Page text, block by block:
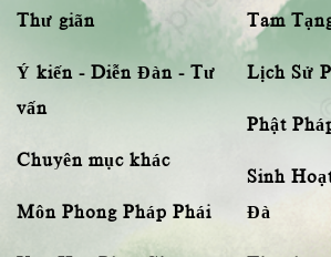
Thư giãn
Ý kiến - Diễn Đàn - Tư
vấn
Chuyên mục khác
Môn Phong Pháp Phái
Tam
Lịch Sử
Phật
Sinh
Đà